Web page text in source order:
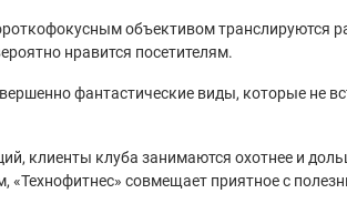
объективом транслируются
нравится посетителям.
фантастические виды, которые не
клиенты клуба занимаются охотнее и
совмещает приятное с